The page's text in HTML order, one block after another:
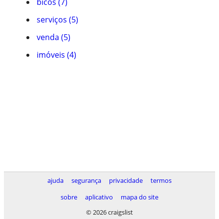
serviços (5)
venda (5)
imóveis (4)
ajuda segurança privacidade
termos
sobre
aplicativo
mapa do site
© 2026 craigslist